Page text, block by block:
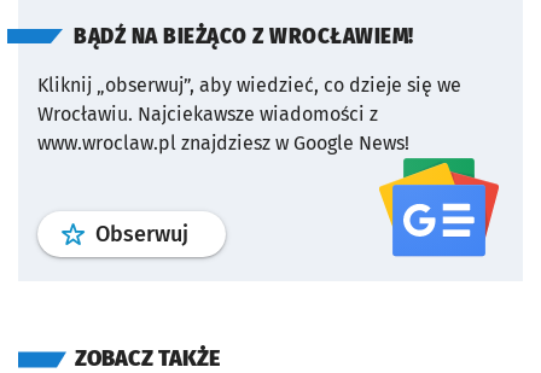
BĄDŹ NA BIEŻĄCO Z WROCŁAWIEM!
Kliknij „obserwuj”, aby wiedzieć, co dzieje się we
Wrocławiu. Najciekawsze wiadomości z
www.wroclaw.pl znajdziesz w Google News!
Obserwuj profil serwisu
ZOBACZ TAKŻE